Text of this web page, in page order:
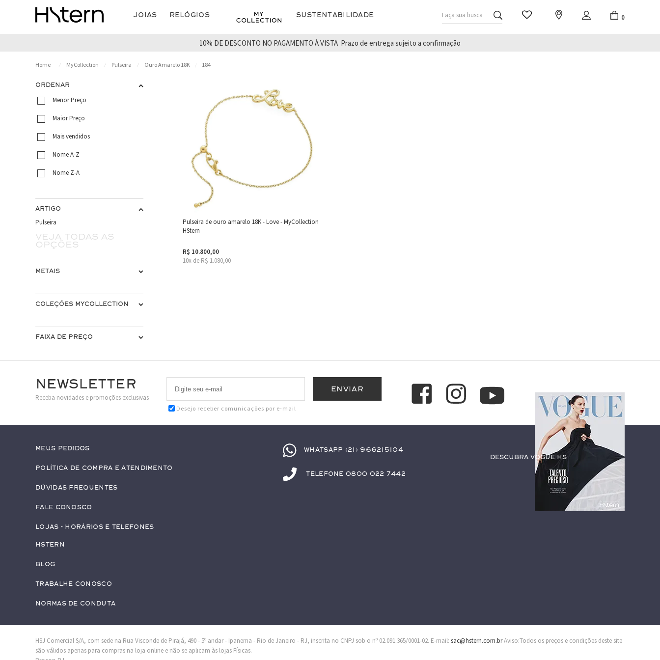
Joias Relógios Sustentabilidade Faça sua busca 0
10% DE DESCONTO NO PAGAMENTO À VISTA Prazo de entrega sujeito a confirmação
MyCollection Pulseira Ouro Amarelo 18K 184
ORDENAR
Menor Preço
Maior Preço
Mais vendidos
Nome A-Z
Nome Z-A
ARTIGO
Pulseira
Veja todas as
opções
METAIS
COLEÇÕES MYCOLLECTION
FAIXA DE PREÇO
Pulseira de ouro amarelo 18K - Love - MyCollection
HStern
R$ 10.800,00
10x de R$ 1.080,00
Newsletter
Receba novidades e promoções exclusivas
Desejo receber comunicações por e-mail
Meus pedidos
Política de Compra e Atendimento
Dúvidas Frequentes
Fale conosco
Lojas - Horários e Telefones
HStern
Blog
Trabalhe conosco
Normas de Conduta
Whatsapp (21) 966215104
Telefone 0800 022 7442
Descubra Vogue HS
HSJ Comercial S/A, com sede na Rua Visconde de Pirajá, 490 - 5º andar - Ipanema - Rio de Janeiro - RJ, inscrita no CNPJ sob o nº 02.091.365/0001-02. E-mail: sac@hstern.com.brAviso:Todos os preços e condições deste site
são válidos apenas para compras na loja online e não se aplicam às lojas Físicas.